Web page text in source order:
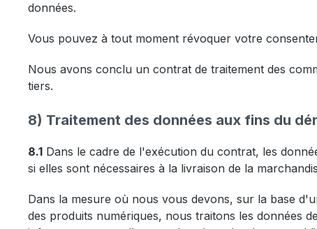
données.
Vous pouvez à tout moment révoquer votre
Nous avons conclu un contrat de traitement des
tiers.
8) Traitement des données aux fins du
8.1 Dans le cadre de l'exécution du contrat, les
si elles sont nécessaires à la livraison de la
Dans la mesure où nous vous devons, sur la base
des produits numériques, nous traitons les données